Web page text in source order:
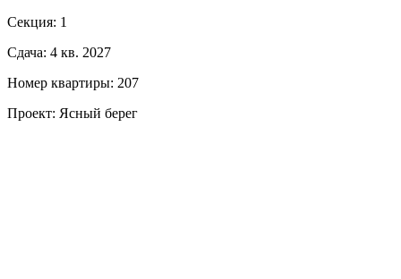
Секция: 1
Сдача: 4 кв. 2027
Номер квартиры: 207
Проект: Ясный берег